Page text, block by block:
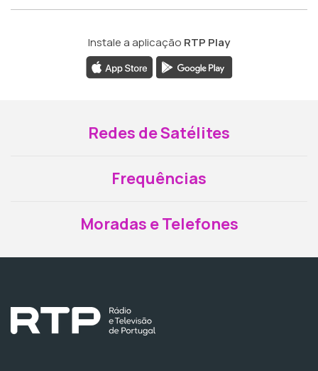
Instale a aplicação RTP Play
Redes de Satélites
Frequências
Moradas e Telefones